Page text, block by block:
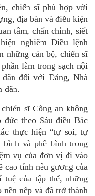
chiến sĩ phù hợp với
địa bàn và điều kiện
tâm, chấn chỉnh, siết
nghiêm Ðiều lệnh
những cán bộ, chiến sĩ
phần làm trong sạch nội
dân đối với Đảng, Nhà
dân.
sĩ Công an không
đức theo Sáu điều Bác
thực hiện “tự soi, tự
bình và phê bình trong
vụ của đơn vị đi vào
cao tính nêu gương của
của tập thể, những
nền nếp và đã trở thành